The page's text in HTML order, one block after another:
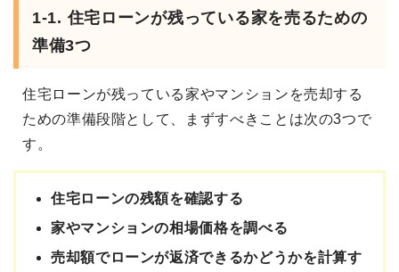
1-1. 住宅ローンが残っている家を売るための
準備3つ
住宅ローンが残っている家やマンションを売却する
ための準備段階として、まずすべきことは次の3つで
す。
住宅ローンの残額を確認する
家やマンションの相場価格を調べる
売却額でローンが返済できるかどうかを計算す